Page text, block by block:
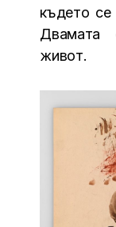
където се
Двамата
живот.